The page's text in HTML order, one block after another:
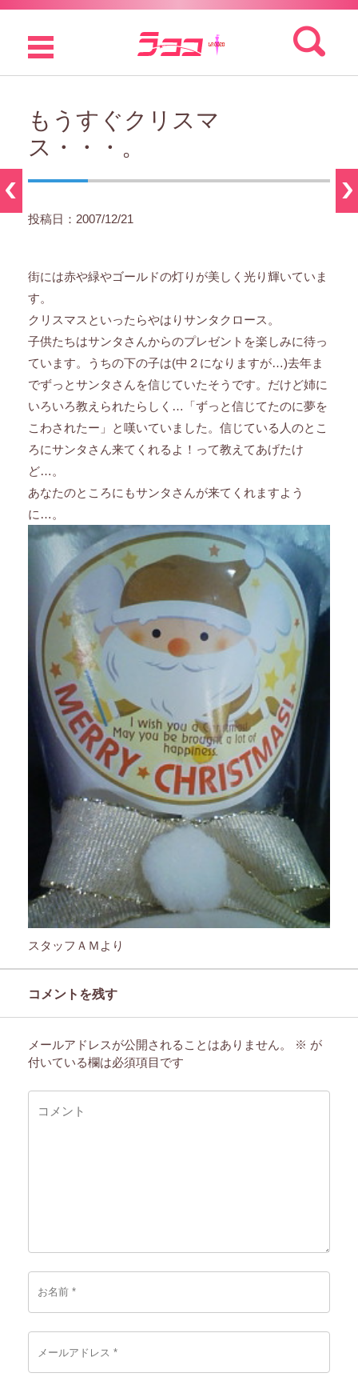
検索:
コンテンツに移動
もうすぐクリスマ
ス・・・。
投稿日：2007/12/21
街には赤や緑やゴールドの灯りが美しく光り輝いていま
す。
クリスマスといったらやはりサンタクロース。
子供たちはサンタさんからのプレゼントを楽しみに待っ
ています。うちの下の子は(中２になりますが…)去年ま
でずっとサンタさんを信じていたそうです。だけど姉に
いろいろ教えられたらしく…「ずっと信じてたのに夢を
こわされたー」と嘆いていました。信じている人のとこ
ろにサンタさん来てくれるよ！って教えてあげたけ
ど…。
あなたのところにもサンタさんが来てくれますよう
に…。
スタッフＡＭより
コメントを残す
メールアドレスが公開されることはありません。 ※ が
付いている欄は必須項目です